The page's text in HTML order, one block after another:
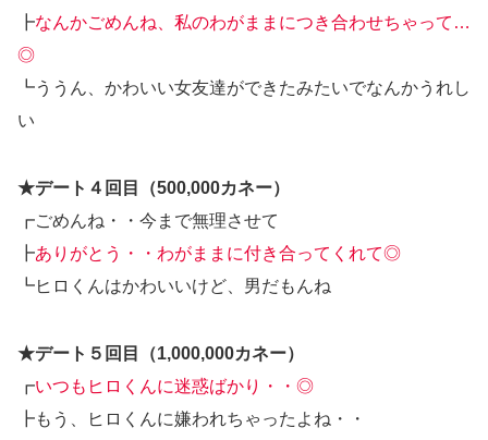
┣なんかごめんね、私のわがままにつき合わせちゃって…
◎
┗ううん、かわいい女友達ができたみたいでなんかうれし
い
★デート４回目（500,000カネー）
┏ごめんね・・今まで無理させて
┣ありがとう・・わがままに付き合ってくれて◎
┗ヒロくんはかわいいけど、男だもんね
★デート５回目（1,000,000カネー）
┏いつもヒロくんに迷惑ばかり・・◎
┣もう、ヒロくんに嫌われちゃったよね・・